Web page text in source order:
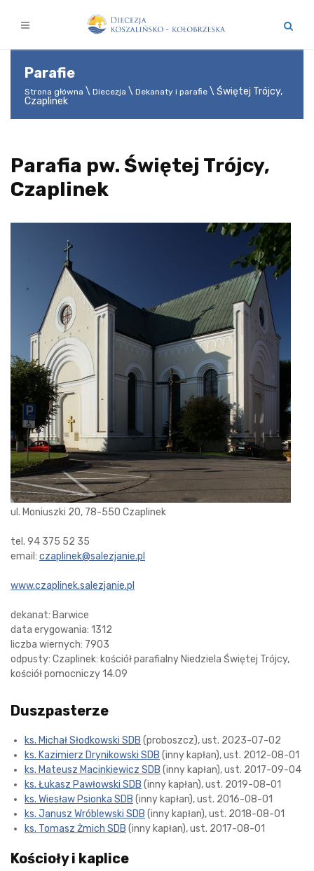
Parafie
Strona główna Diecezja Dekanaty i parafie
Świętej Trójcy,
Czaplinek
Parafia pw. Świętej Trójcy,
Czaplinek
ul. Moniuszki 20, 78-550 Czaplinek
tel. 94 375 52 35
email: czaplinek@salezjanie.pl
www.czaplinek.salezjanie.pl
dekanat: Barwice
data erygowania: 1312
liczba wiernych: 7903
odpusty: Czaplinek: kościół parafialny Niedziela Świętej Trójcy,
kościół pomocniczy 14.09
Duszpasterze
ks. Michał Słodkowski SDB (proboszcz), ust. 2023-07-02
ks. Kazimierz Drynikowski SDB (inny kapłan), ust. 2012-08-01
ks. Mateusz Macinkiewicz SDB (inny kapłan), ust. 2017-09-04
ks. Łukasz Pawłowski SDB (inny kapłan), ust. 2019-08-01
ks. Wiesław Psionka SDB (inny kapłan), ust. 2016-08-01
ks. Janusz Wróblewski SDB (inny kapłan), ust. 2018-08-01
ks. Tomasz Żmich SDB (inny kapłan), ust. 2017-08-01
Kościoły i kaplice